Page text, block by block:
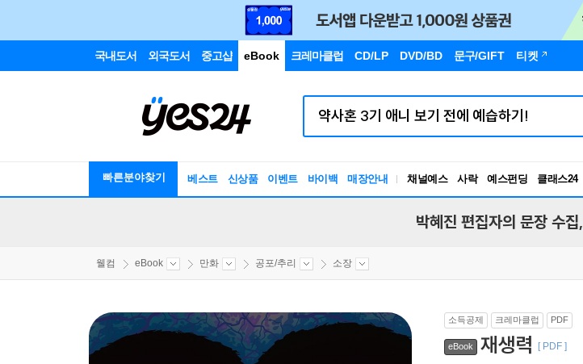
국내도서 외국도서 중고샵 eBook 크레마클럽 CD/LP DVD/BD 문구/GIFT 티켓
빠른분야찾기 베스트 신상품 이벤트 바이백 매장안내 채널예스 사락 예스펀딩 클래스24
박혜진 편집자의 문장 수집,
웰컴 eBook 만화 공포/추리 소장
소득공제 크레마클럽 PDF
eBook 재생력 [ PDF ]